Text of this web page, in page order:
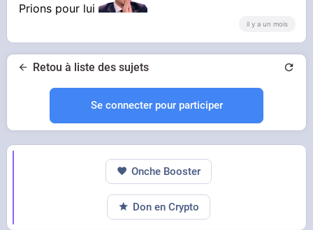
Prions pour lui
il y a un mois
Retou à liste des sujets
Se connecter pour participer
Onche Booster
Don en Crypto